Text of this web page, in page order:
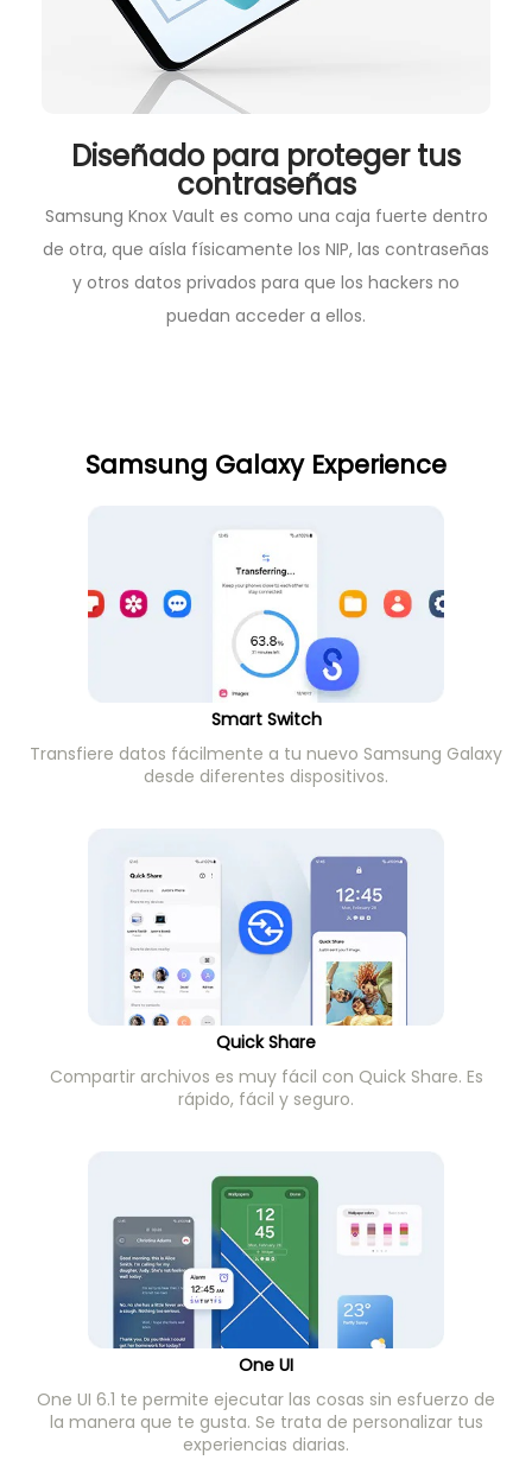
Diseñado para proteger tus
contraseñas
Samsung Knox Vault es como una caja fuerte dentro
de otra, que aísla físicamente los NIP, las contraseñas
y otros datos privados para que los hackers no
puedan acceder a ellos.
Samsung Galaxy Experience
Smart Switch
Transfiere datos fácilmente a tu nuevo Samsung Galaxy
desde diferentes dispositivos.
Quick Share
Compartir archivos es muy fácil con Quick Share. Es
rápido, fácil y seguro.
One UI
One UI 6.1 te permite ejecutar las cosas sin esfuerzo de
la manera que te gusta. Se trata de personalizar tus
experiencias diarias.